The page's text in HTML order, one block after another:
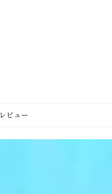
レビュー